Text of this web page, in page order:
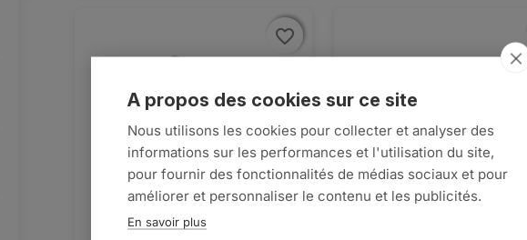
A propos des cookies sur ce site
Nous utilisons les cookies pour collecter et analyser des
informations sur les performances et l'utilisation du site,
pour fournir des fonctionnalités de médias sociaux et pour
améliorer et personnaliser le contenu et les publicités.
En savoir plus
favorite_border
favorite_border